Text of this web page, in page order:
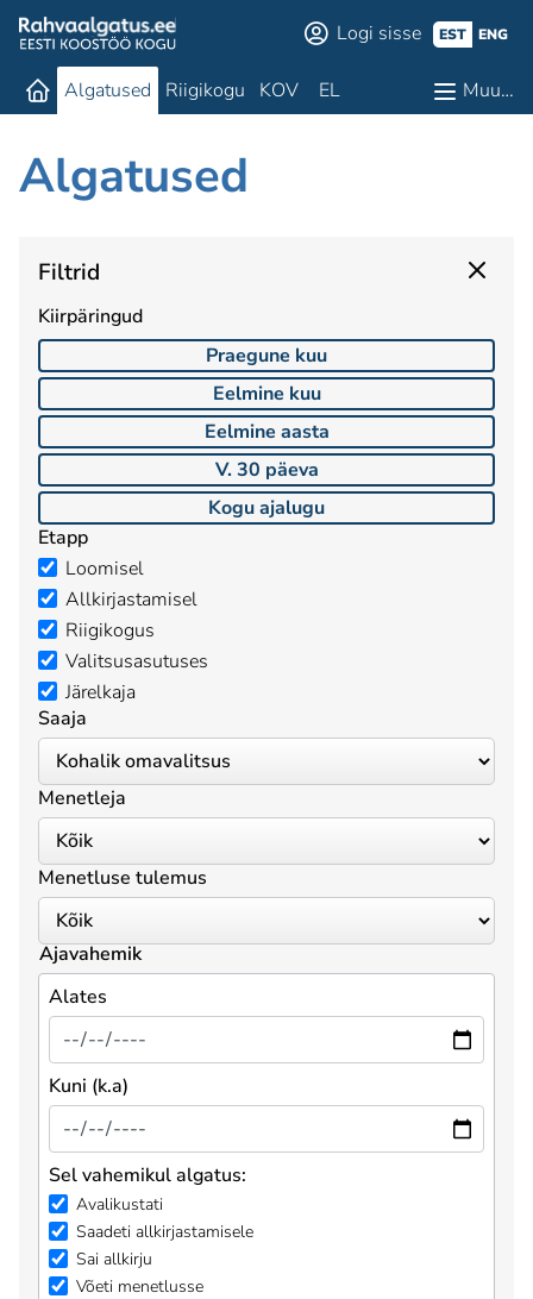
Logi sisse EST ENG
Algatused Riigikogu KOV EL Muu…
Algatused
Filtrid
Kiirpäringud
Praegune kuu
Eelmine kuu
Eelmine aasta
V. 30 päeva
Kogu ajalugu
Etapp
Loomisel
Allkirjastamisel
Riigikogus
Valitsusasutuses
Järelkaja
Saaja
Menetleja
Menetluse tulemus
Ajavahemik
Alates
Kuni (k.a)
Sel vahemikul algatus:
Avalikustati
Saadeti allkirjastamisele
Sai allkirju
Võeti menetlusse